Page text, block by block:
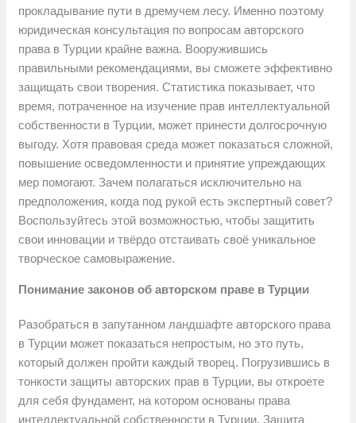
прокладывание пути в дремучем лесу. Именно поэтому
юридическая консультация по вопросам авторского
права в Турции крайне важна. Вооружившись
правильными рекомендациями, вы сможете эффективно
защищать свои творения. Статистика показывает, что
время, потраченное на изучение прав интеллектуальной
собственности в Турции, может принести долгосрочную
выгоду. Хотя правовая среда может показаться сложной,
повышение осведомленности и принятие упреждающих
мер помогают. Зачем полагаться исключительно на
предположения, когда под рукой есть экспертный совет?
Воспользуйтесь этой возможностью, чтобы защитить
свои инновации и твёрдо отстаивать своё уникальное
творческое самовыражение.
Понимание законов об авторском праве в Турции
Разобраться в запутанном ландшафте авторского права
в Турции может показаться непростым, но это путь,
который должен пройти каждый творец. Погрузившись в
тонкости защиты авторских прав в Турции, вы откроете
для себя фундамент, на котором основаны права
интеллектуальной собственности в Турции. Защита